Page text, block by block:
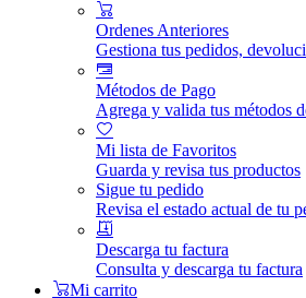
Ordenes Anteriores
Gestiona tus pedidos,
Métodos de Pago
Agrega y valida tus métodos
Mi lista de Favoritos
Guarda y revisa tus productos
Sigue tu pedido
Revisa el estado actual de tu
Descarga tu factura
Consulta y descarga tu factura
Mi carrito